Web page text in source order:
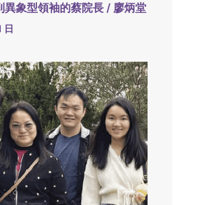
異象型領袖的蔡院長 / 廖炳堂
日